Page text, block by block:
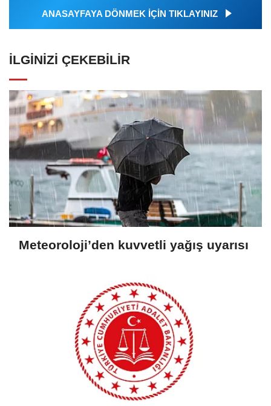
ANASAYFAYA DÖNMEK İÇİN TIKLAYINIZ
İLGINIZI ÇEKEBILIR
Meteoroloji’den kuvvetli yağış uyarısı